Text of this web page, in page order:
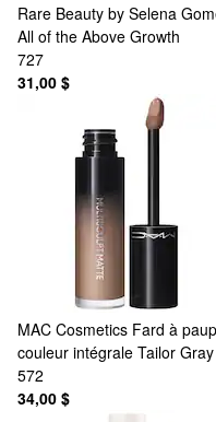
Rare Beauty by Selena
All of the Above Growth
727
31,00 $
MAC Cosmetics Fard à
couleur intégrale Tailor Gray
572
34,00 $